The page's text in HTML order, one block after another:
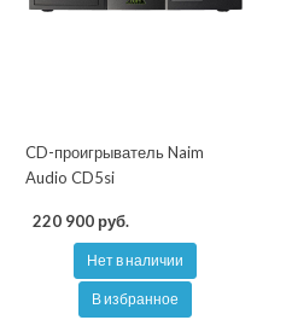
CD-проигрыватель Naim
Audio CD5si
220 900 руб.
Нет в наличии
В избранное